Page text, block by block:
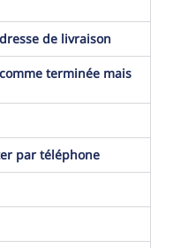
de livraison
terminée mais
par téléphone